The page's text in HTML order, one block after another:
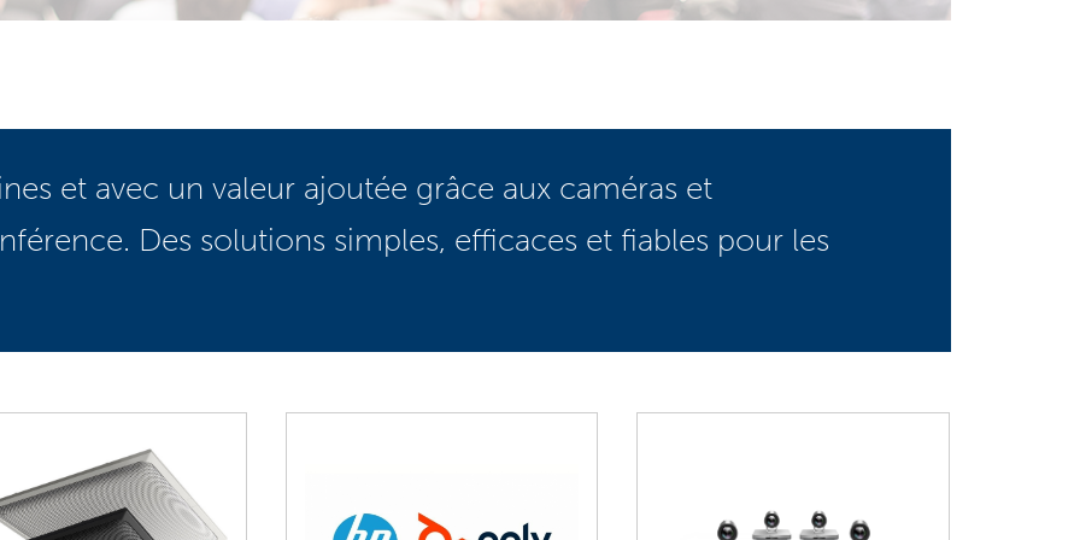
et avec un valeur ajoutée grâce aux caméras et
Des solutions simples, efficaces et fiables pour les